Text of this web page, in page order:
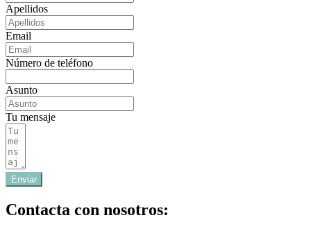
Apellidos
Email
Número de teléfono
Asunto
Tu mensaje
Enviar
Contacta con nosotros: